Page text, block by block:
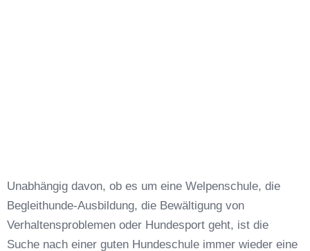
Unabhängig davon, ob es um eine Welpenschule, die
Begleithunde-Ausbildung, die Bewältigung von
Verhaltensproblemen oder Hundesport geht, ist die
Suche nach einer guten Hundeschule immer wieder eine